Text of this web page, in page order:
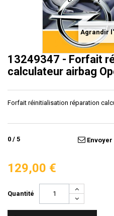
Agrandir
13249347 - Forfait
calculateur airbag
Forfait réinitialisation réparation
0 / 5
129,00 €
Quantité